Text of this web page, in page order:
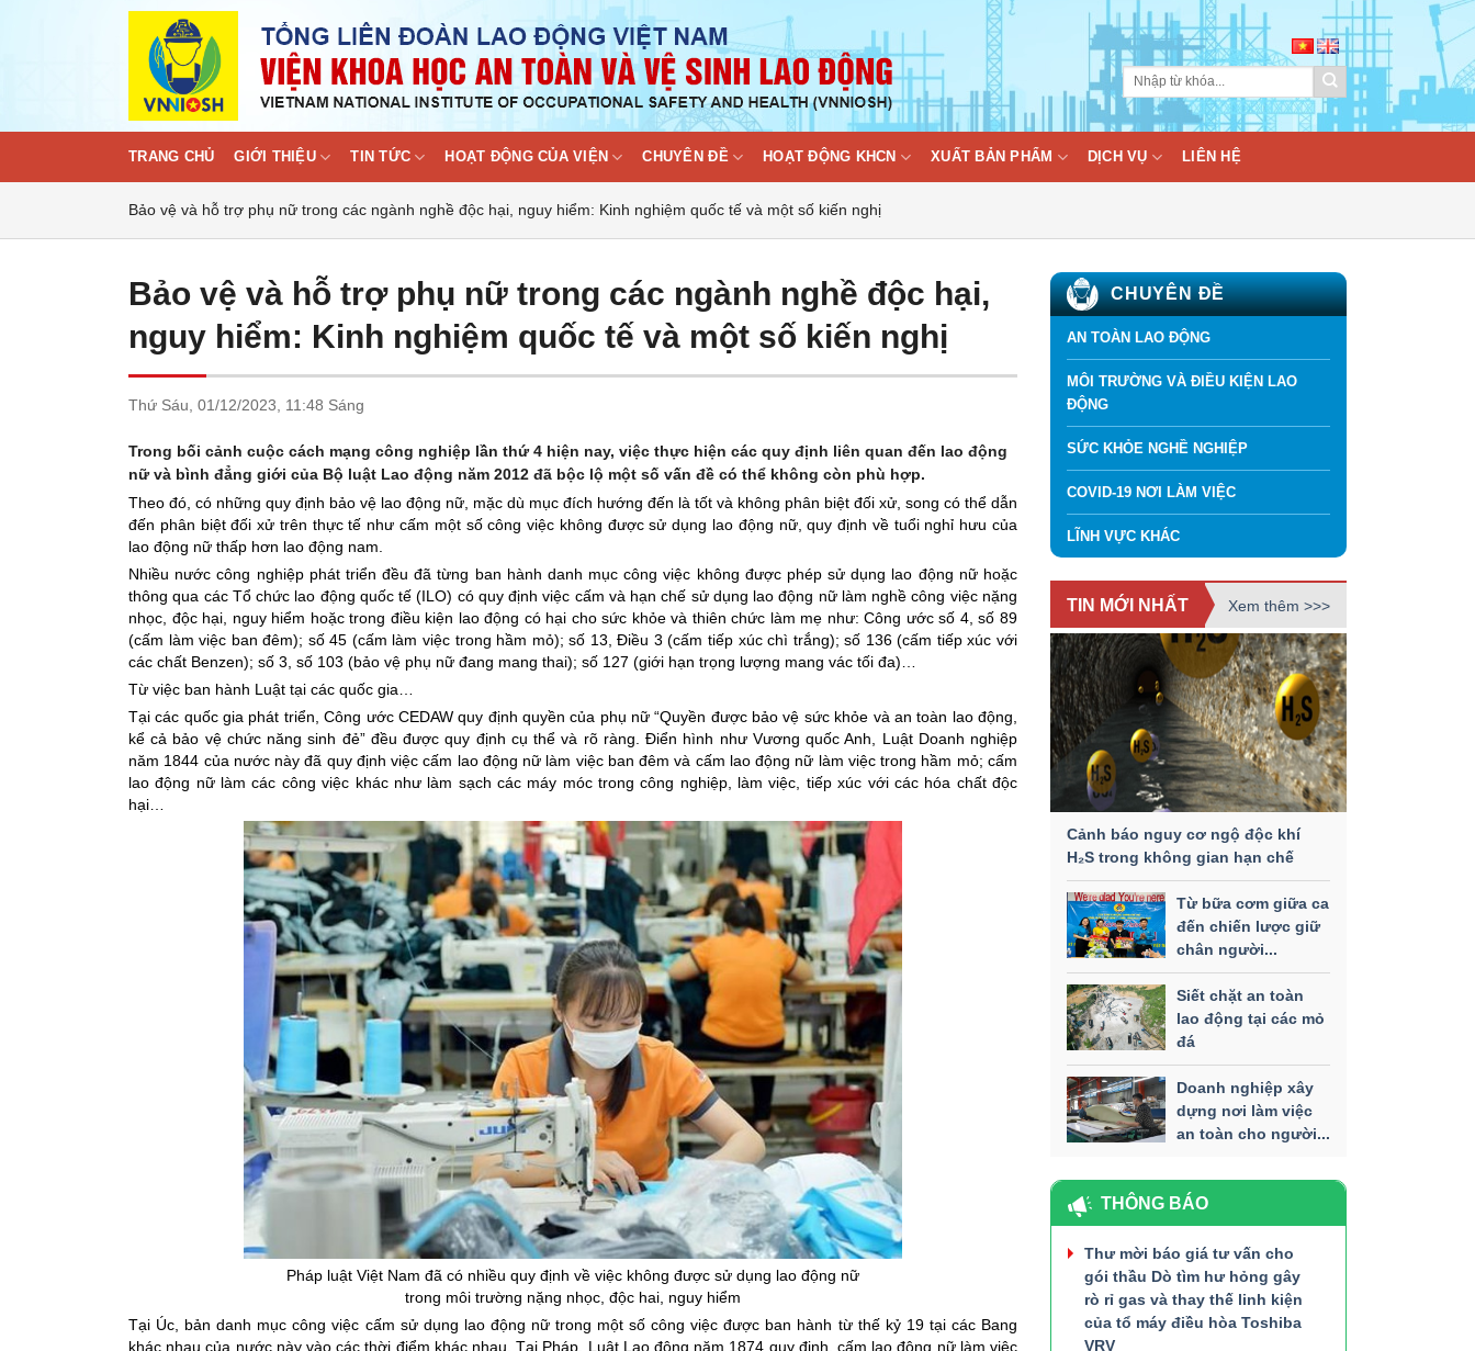
TRANG CHỦ GIỚI THIỆU TIN TỨC HOẠT ĐỘNG CỦA VIỆN CHUYÊN ĐỀ HOẠT ĐỘNG KHCN XUẤT BẢN PHẨM DỊCH VỤ LIÊN HỆ
Bảo vệ và hỗ trợ phụ nữ trong các ngành nghề độc hại, nguy hiểm: Kinh nghiệm quốc tế và một số kiến nghị
Bảo vệ và hỗ trợ phụ nữ trong các ngành nghề độc hại,
nguy hiểm: Kinh nghiệm quốc tế và một số kiến nghị
Thứ Sáu, 01/12/2023, 11:48 Sáng
Trong bối cảnh cuộc cách mạng công nghiệp lần thứ 4 hiện nay, việc thực hiện các quy định liên quan đến lao động
nữ và bình đẳng giới của Bộ luật Lao động năm 2012 đã bộc lộ một số vấn đề có thể không còn phù hợp.
Theo đó, có những quy định bảo vệ lao động nữ, mặc dù mục đích hướng đến là tốt và không phân biệt đối xử, song có thể dẫn
đến phân biệt đối xử trên thực tế như cấm một số công việc không được sử dụng lao động nữ, quy định về tuổi nghỉ hưu của
lao động nữ thấp hơn lao động nam.
Nhiều nước công nghiệp phát triển đều đã từng ban hành danh mục công việc không được phép sử dụng lao động nữ hoặc
thông qua các Tổ chức lao động quốc tế (ILO) có quy định việc cấm và hạn chế sử dụng lao động nữ làm nghề công việc nặng
nhọc, độc hại, nguy hiểm hoặc trong điều kiện lao động có hại cho sức khỏe và thiên chức làm mẹ như: Công ước số 4, số 89
(cấm làm việc ban đêm); số 45 (cấm làm việc trong hầm mỏ); số 13, Điều 3 (cấm tiếp xúc chì trắng); số 136 (cấm tiếp xúc với
các chất Benzen); số 3, số 103 (bảo vệ phụ nữ đang mang thai); số 127 (giới hạn trọng lượng mang vác tối đa)…
Từ việc ban hành Luật tại các quốc gia…
Tại các quốc gia phát triển, Công ước CEDAW quy định quyền của phụ nữ “Quyền được bảo vệ sức khỏe và an toàn lao động,
kể cả bảo vệ chức năng sinh đẻ” đều được quy định cụ thể và rõ ràng. Điển hình như Vương quốc Anh, Luật Doanh nghiệp
năm 1844 của nước này đã quy định việc cấm lao động nữ làm việc ban đêm và cấm lao động nữ làm việc trong hầm mỏ; cấm
lao động nữ làm các công việc khác như làm sạch các máy móc trong công nghiệp, làm việc, tiếp xúc với các hóa chất độc
hại…
Pháp luật Việt Nam đã có nhiều quy định về việc không được sử dụng lao động nữ
trong môi trường nặng nhọc, độc hai, nguy hiểm
Tại Úc, bản danh mục công việc cấm sử dụng lao động nữ trong một số công việc được ban hành từ thế kỷ 19 tại các Bang
khác nhau của nước này vào các thời điểm khác nhau. Tại Pháp, Luật Lao động năm 1874 quy định, cấm lao động nữ làm việc
CHUYÊN ĐỀ
AN TOÀN LAO ĐỘNG
MÔI TRƯỜNG VÀ ĐIỀU KIỆN LAO
ĐỘNG
SỨC KHỎE NGHỀ NGHIỆP
COVID-19 NƠI LÀM VIỆC
LĨNH VỰC KHÁC
TIN MỚI NHẤT Xem thêm >>>
Cảnh báo nguy cơ ngộ độc khí
H₂S trong không gian hạn chế
Từ bữa cơm giữa ca
đến chiến lược giữ
chân người...
Siết chặt an toàn
lao động tại các mỏ
đá
Doanh nghiệp xây
dựng nơi làm việc
an toàn cho người...
THÔNG BÁO
Thư mời báo giá tư vấn cho
gói thầu Dò tìm hư hỏng gây
rò rỉ gas và thay thế linh kiện
của tổ máy điều hòa Toshiba
VRV